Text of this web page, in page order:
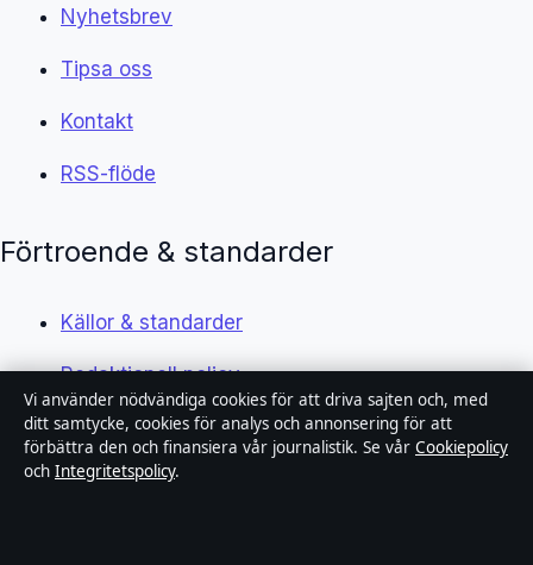
Nyhetsbrev
Tipsa oss
Kontakt
RSS-flöde
Förtroende & standarder
Källor & standarder
Redaktionell policy
Rättelsepolicy
Faktagranskningspolicy
Vi använder nödvändiga cookies för att driva sajten och, med
ditt samtycke, cookies för analys och annonsering för att
förbättra den och finansiera vår journalistik. Se vår Cookiepolicy
och Integritetspolicy.